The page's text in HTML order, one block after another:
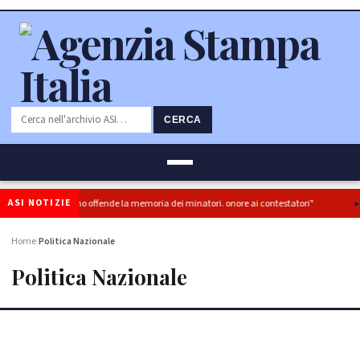
CERCA
ASI NOTIZIE
del governo offende la memoria dei minatori. onore ai contestatori"
HomePolitica Nazionale
Politica Nazionale